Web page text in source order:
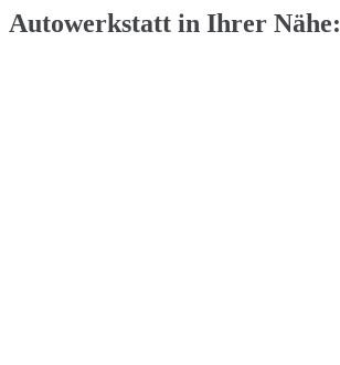
Autowerkstatt in Ihrer Nähe: